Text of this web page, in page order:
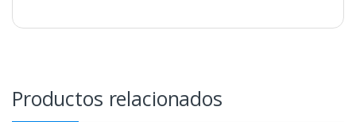
Productos relacionados